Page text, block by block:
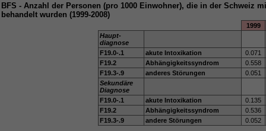
BFS - Anzahl der Personen (pro 1000 Einwohner), die in der Schweiz
behandelt wurden (1999-2008)
1999
Haupt-
diagnose
F19.0-.1
akute Intoxikation
0.071
F19.2
Abhängigkeitssyndrom
0.558
F19.3-.9
anderes Störungen
0.051
Sekundäre
Diagnose
F19.0-.1
akute Intoxikation
0.135
F19.2
Abhängigkeitssyndrom
0.536
F19.3-.9
andere Störungen 0.052